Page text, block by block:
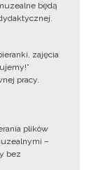
będą
zajęcia
pracy.
plików
–
bez